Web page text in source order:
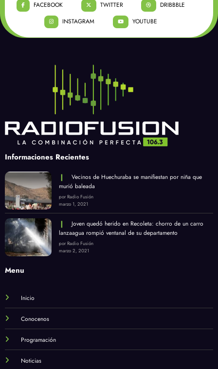
FACEBOOK TWITTER
DRIBBBLE
INSTAGRAM
YOUTUBE
Informaciones Recientes
Vecinos de Huechuraba se manifiestan por niña que
murió baleada
por Radio Fusión
marzo 1, 2021
Joven quedó herido en Recoleta: chorro de un carro
lanzaagua rompió ventanal de su departamento
por Radio Fusión
marzo 2, 2021
Menu
Inicio
Conocenos
Programación
Noticias